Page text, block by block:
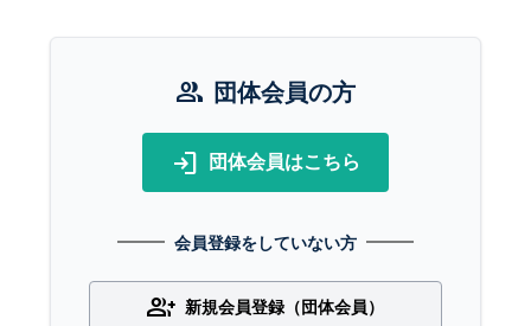
group 団体会員の方
login 団体会員はこちら
会員登録をしていない方
group_add 新規会員登録（団体会員）